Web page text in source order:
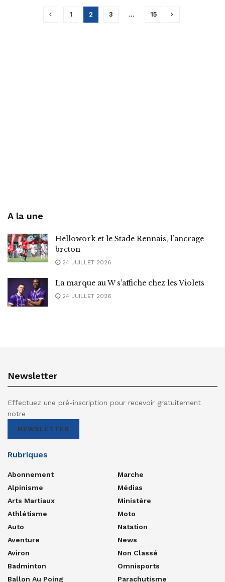
1 2 3 … 15
A la une
Hellowork et le Stade Rennais, l’ancrage
breton
24 JUILLET 2026
La marque au W s’affiche chez les Violets
24 JUILLET 2026
Newsletter
Effectuez une pré-inscription pour recevoir gratuitement
notre
NEWSLETTER
Rubriques
Abonnement
Alpinisme
Arts Martiaux
Athlétisme
Auto
Aventure
Aviron
Badminton
Ballon Au Poing
Marche
Médias
Ministère
Moto
Natation
News
Non Classé
Omnisports
Parachutisme